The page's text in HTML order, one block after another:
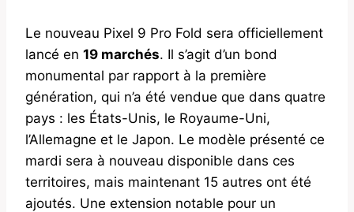
Le nouveau Pixel 9 Pro Fold sera officiellement
lancé en 19 marchés. Il s’agit d’un bond
monumental par rapport à la première
génération, qui n’a été vendue que dans quatre
pays : les États-Unis, le Royaume-Uni,
l’Allemagne et le Japon. Le modèle présenté ce
mardi sera à nouveau disponible dans ces
territoires, mais maintenant 15 autres ont été
ajoutés. Une extension notable pour un